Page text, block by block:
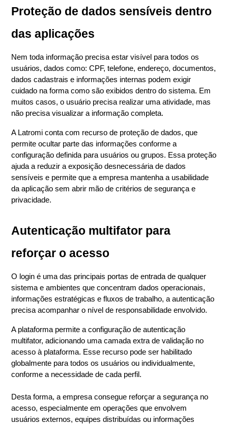
Proteção de dados sensíveis dentro
das aplicações
Nem toda informação precisa estar visível para todos os
usuários, dados como: CPF, telefone, endereço, documentos,
dados cadastrais e informações internas podem exigir
cuidado na forma como são exibidos dentro do sistema. Em
muitos casos, o usuário precisa realizar uma atividade, mas
não precisa visualizar a informação completa.
A Latromi conta com recurso de proteção de dados, que
permite ocultar parte das informações conforme a
configuração definida para usuários ou grupos. Essa proteção
ajuda a reduzir a exposição desnecessária de dados
sensíveis e permite que a empresa mantenha a usabilidade
da aplicação sem abrir mão de critérios de segurança e
privacidade.
Autenticação multifator para
reforçar o acesso
O login é uma das principais portas de entrada de qualquer
sistema e ambientes que concentram dados operacionais,
informações estratégicas e fluxos de trabalho, a autenticação
precisa acompanhar o nível de responsabilidade envolvido.
A plataforma permite a configuração de autenticação
multifator, adicionando uma camada extra de validação no
acesso à plataforma. Esse recurso pode ser habilitado
globalmente para todos os usuários ou individualmente,
conforme a necessidade de cada perfil.
Desta forma, a empresa consegue reforçar a segurança no
acesso, especialmente em operações que envolvem
usuários externos, equipes distribuídas ou informações